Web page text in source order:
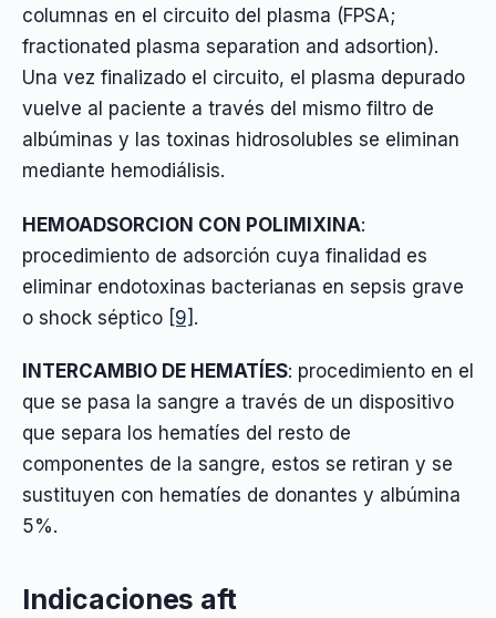
columnas en el circuito del plasma (FPSA;
fractionated plasma separation and adsortion).
Una vez finalizado el circuito, el plasma depurado
vuelve al paciente a través del mismo filtro de
albúminas y las toxinas hidrosolubles se eliminan
mediante hemodiálisis.
HEMOADSORCION CON POLIMIXINA:
procedimiento de adsorción cuya finalidad es
eliminar endotoxinas bacterianas en sepsis grave
o shock séptico [9] .
INTERCAMBIO DE HEMATÍES: procedimiento en el
que se pasa la sangre a través de un dispositivo
que separa los hematíes del resto de
componentes de la sangre, estos se retiran y se
sustituyen con hematíes de donantes y albúmina
5%.
Indicaciones aft